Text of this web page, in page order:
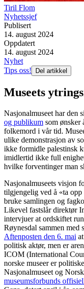
Tiril Flom
Nyhetssjef
Publisert
14. august 2024
Oppdatert
14. august 2024
Nyhet
Tips oss!
Del artikkel
Museets
Nasjonalmuseet har den
og publikum som ønsker
folkemord i vår tid.
ulike demonstrasjon av
ikke formidle palestinsk
imidlertid ikke full
hvilke forventinger man
Nasjonalmuseets visjon
tilgjengelig ved å «ta
bruke samlingen og
Likevel fastslår direktør
intervjuer at ordskiftet
Røynesdal sammen
Aftenposten den 6. mai
politisk aktør, men er
ICOM (International
norske museer er
Nasjonalmuseet og
museumsforbunds